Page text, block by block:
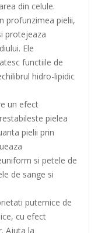
din celule.
profunzimea pielii,
protejeaza
Ele
functiile de
hidro-lipidic
un efect
pielea
pielii prin
si petele de
de sange si
puternice de
cu efect
Ajuta la